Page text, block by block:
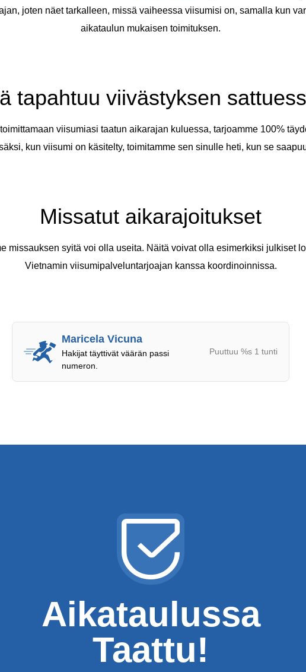
joten näet tarkalleen, missä vaiheessa viisumisi on, samalla kun
aikataulun mukaisen toimituksen.
tapahtuu viivästyksen
viisumiasi taatun aikarajan kuluessa, tarjoamme 100%
kun viisumi on käsitelty, toimitamme sen sinulle heti, kun se
Missatut aikarajoitukset
missauksen syitä voi olla useita. Näitä voivat olla esimerkiksi julkiset
Vietnamin viisumipalveluntarjoajan kanssa koordinoinnissa.
Maricela Vicuna
Hakijat täyttivät väärän passi
numeron.
Puuttuu %s 1 tunti
Aikataulussa
Taattu!